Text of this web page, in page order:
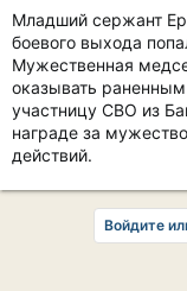
Младший сержант
боевого выхода
Мужественная
оказывать
участницу СВО из
награде за
действий.
Войдите